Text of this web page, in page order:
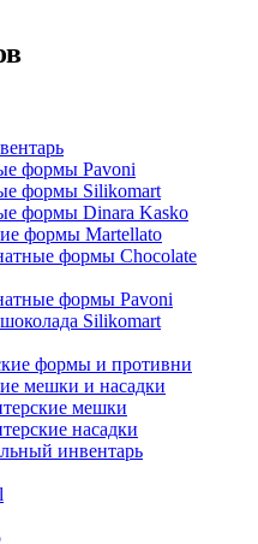
формы Pavoni
формы Silikomart
формы Dinara Kasko
формы Martellato
формы Chocolate
формы Pavoni
Silikomart
формы и противни
мешки и насадки
мешки
насадки
инвентарь